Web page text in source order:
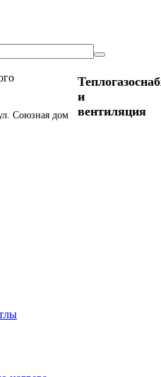
и
вентиляция
Союзная дом